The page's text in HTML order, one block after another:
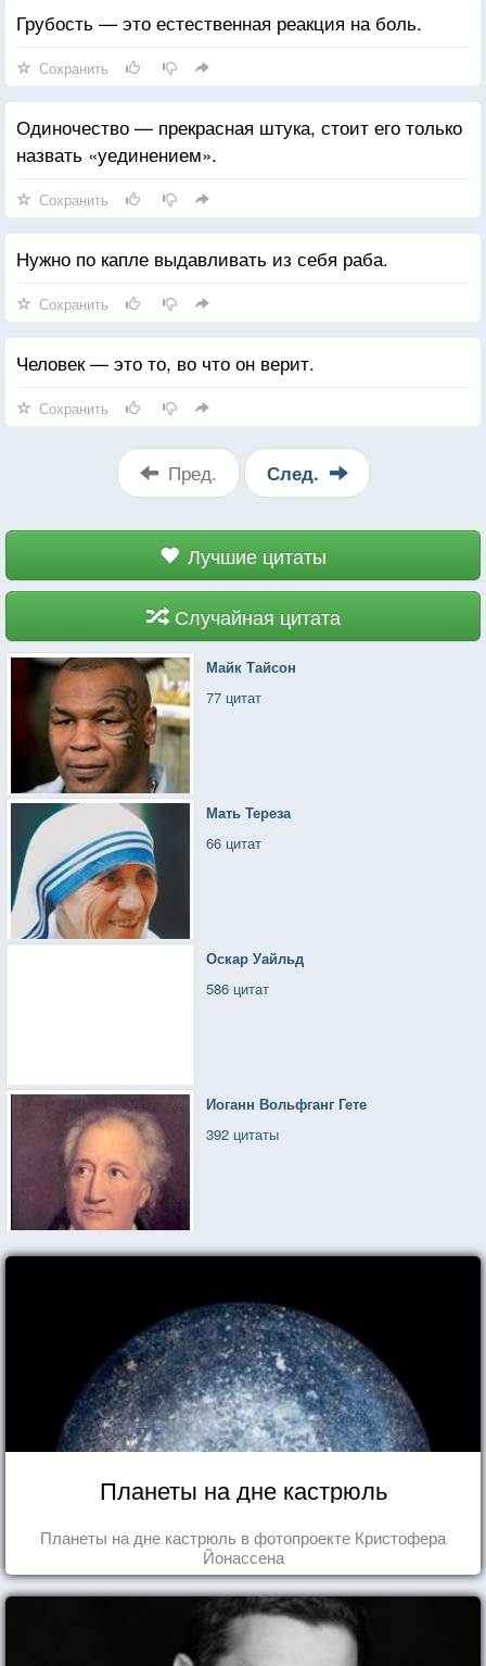
Грубость — это естественная реакция на боль.
Сохранить
Одиночество — прекрасная штука, стоит его только
назвать «уединением».
Сохранить
Нужно по капле выдавливать из себя раба.
Сохранить
Человек — это то, во что он верит.
Сохранить
Пред. След.
Лучшие цитаты
Случайная цитата
Майк Тайсон
77 цитат
Мать Тереза
66 цитат
Оскар Уайльд
586 цитат
Иоганн Вольфганг Гете
392 цитаты
Планеты на дне кастрюль
Планеты на дне кастрюль в фотопроекте Кристофера
Йонассена